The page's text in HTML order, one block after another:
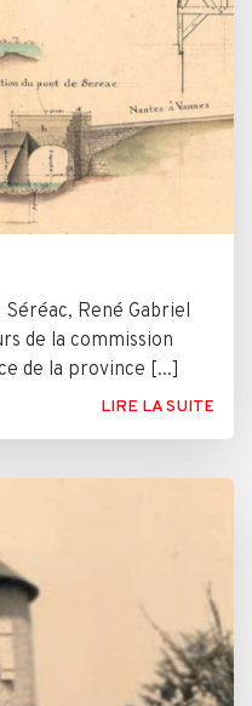
Séréac, René Gabriel
de la commission
de la province [...]
LIRE LA SUITE